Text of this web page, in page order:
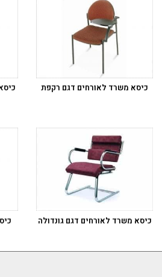
כיסא משרד לאורחים דגם רקפת
כיסא משרד לאורחים דגם גונדולה